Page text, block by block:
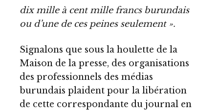
dix mille à cent mille francs burundais
ou d’une de ces peines seulement ».
Signalons que sous la houlette de la
Maison de la presse, des organisations
des professionnels des médias
burundais plaident pour la libération
de cette correspondante du journal en